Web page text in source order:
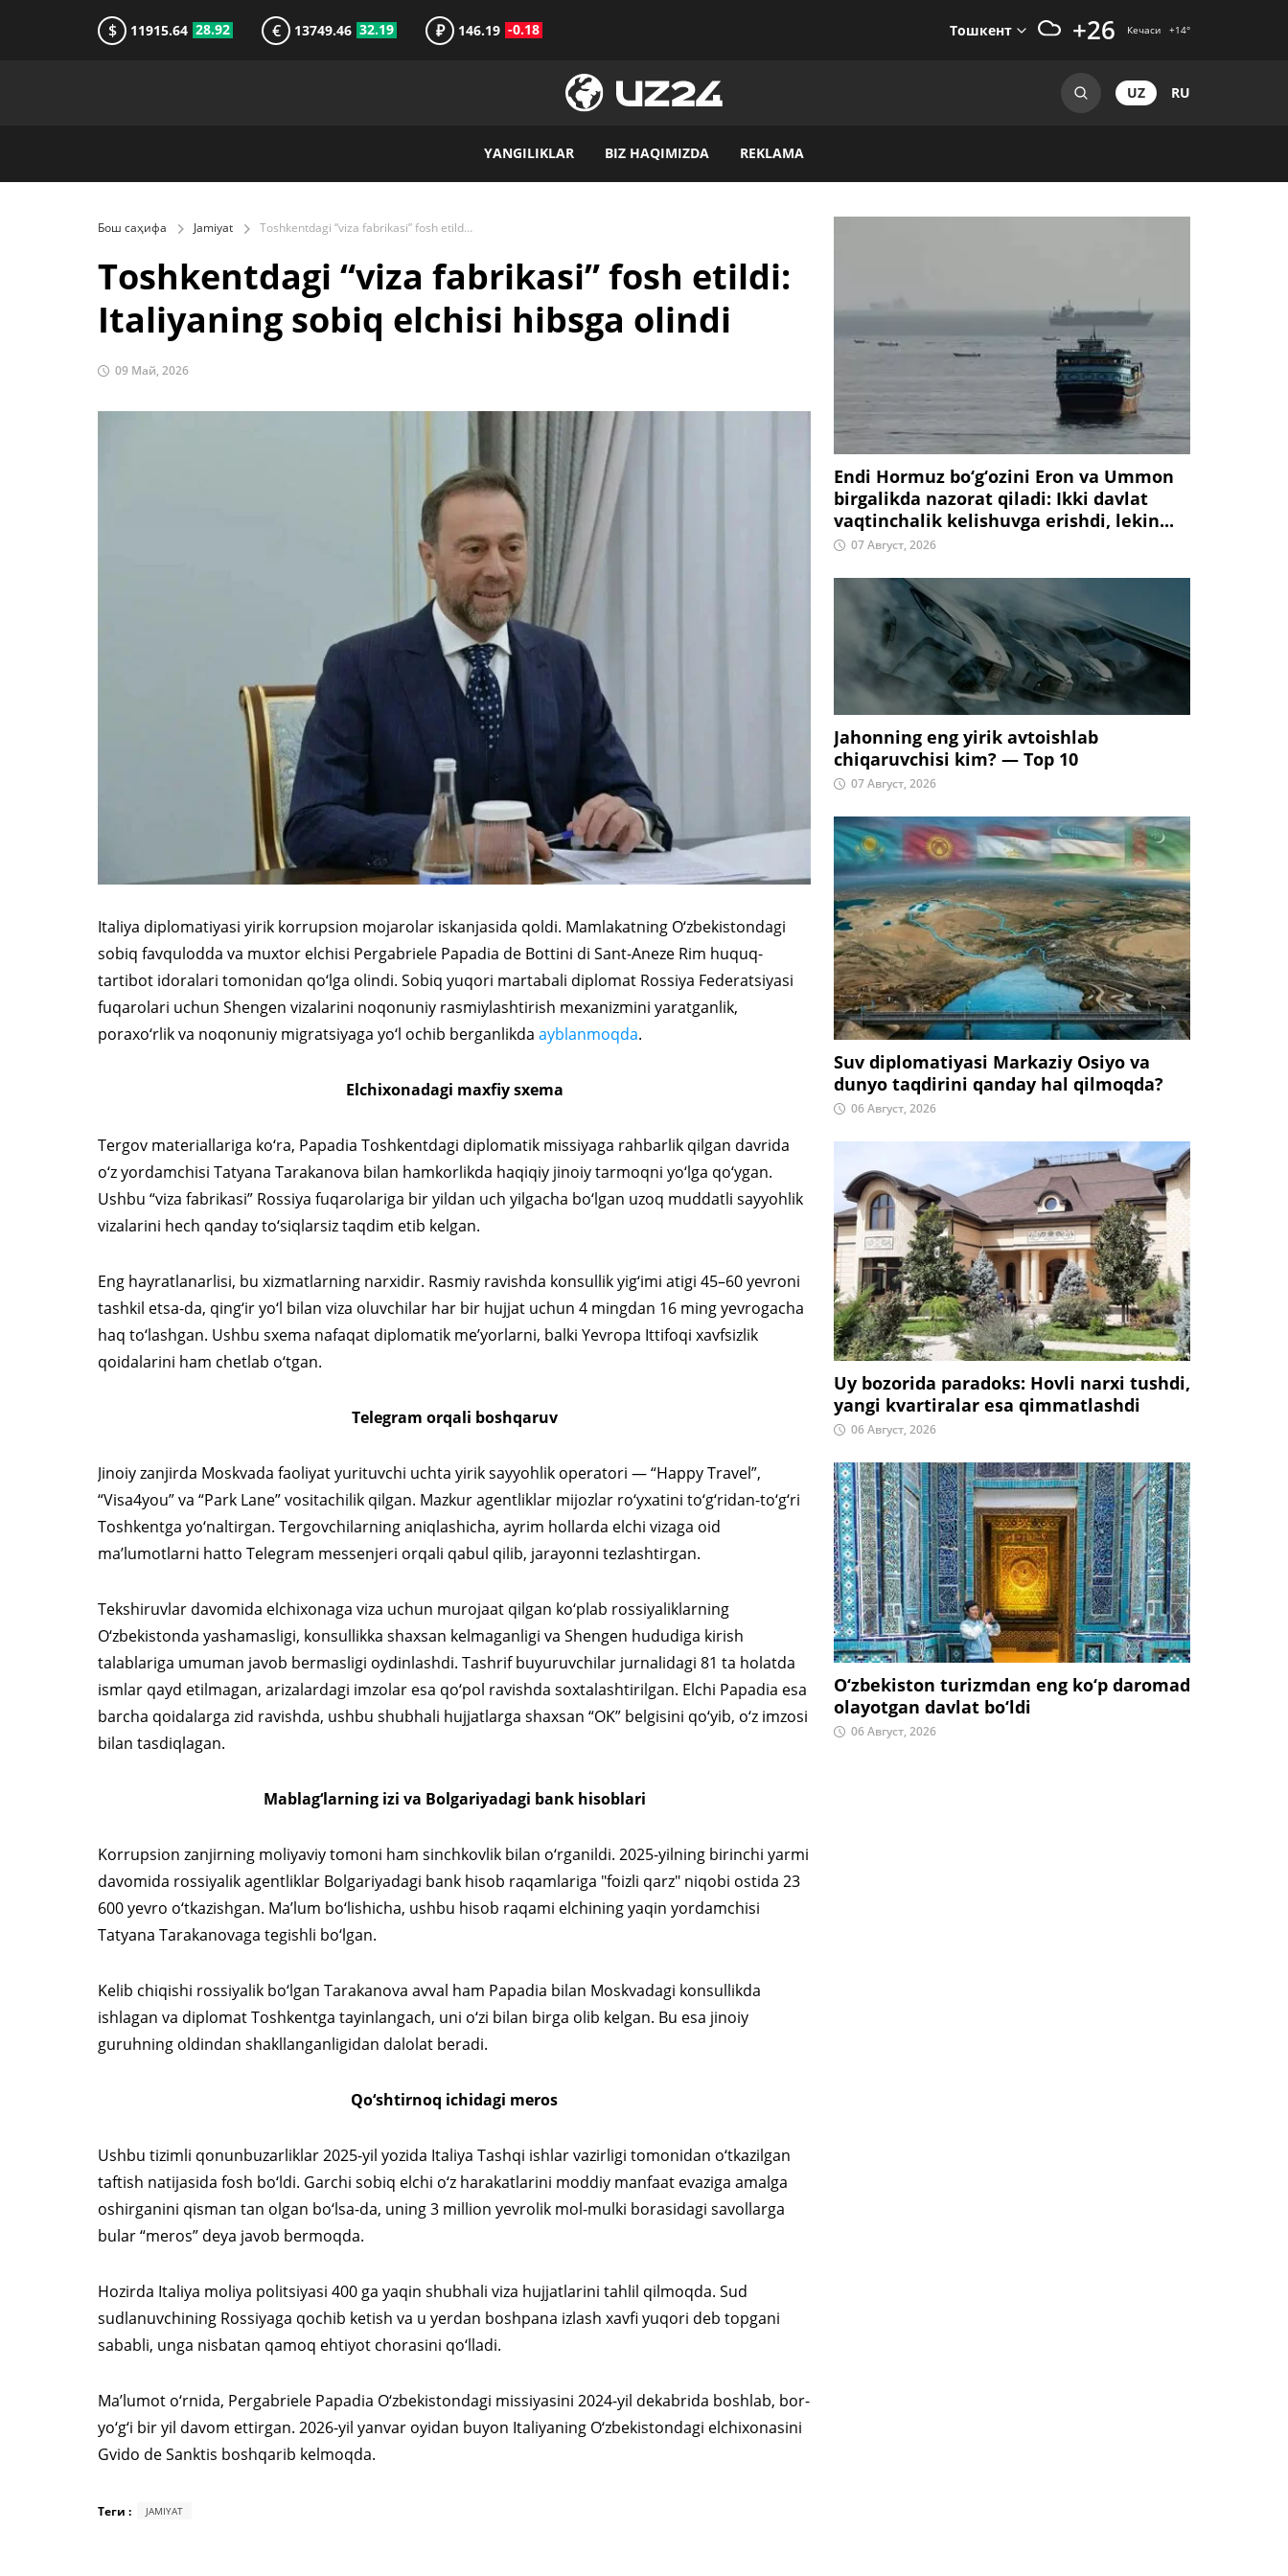
$ 11915.64 28.92 € 13749.46 32.19 ₽ 146.19 -0.18 Тошкент +26 Кечаси +14°
UZ RU
YANGILIKLAR BIZ HAQIMIZDA REKLAMA
Бош саҳифа Jamiyat Toshkentdagi “viza fabrikasi” fosh etildi: Italiyaning sobiq elchisi hibsga olindi
Toshkentdagi “viza fabrikasi” fosh etildi:
Italiyaning sobiq elchisi hibsga olindi
09 Май, 2026
Italiya diplomatiyasi yirik korrupsion mojarolar iskanjasida qoldi. Mamlakatning O‘zbekistondagi
sobiq favqulodda va muxtor elchisi Pergabriele Papadia de Bottini di Sant-Aneze Rim huquq-
tartibot idoralari tomonidan qo‘lga olindi. Sobiq yuqori martabali diplomat Rossiya Federatsiyasi
fuqarolari uchun Shengen vizalarini noqonuniy rasmiylashtirish mexanizmini yaratganlik,
poraxo‘rlik va noqonuniy migratsiyaga yo‘l ochib berganlikda ayblanmoqda.
Elchixonadagi maxfiy sxema
Tergov materiallariga ko‘ra, Papadia Toshkentdagi diplomatik missiyaga rahbarlik qilgan davrida
o‘z yordamchisi Tatyana Tarakanova bilan hamkorlikda haqiqiy jinoiy tarmoqni yo‘lga qo‘ygan.
Ushbu “viza fabrikasi” Rossiya fuqarolariga bir yildan uch yilgacha bo‘lgan uzoq muddatli sayyohlik
vizalarini hech qanday to‘siqlarsiz taqdim etib kelgan.
Eng hayratlanarlisi, bu xizmatlarning narxidir. Rasmiy ravishda konsullik yig‘imi atigi 45–60 yevroni
tashkil etsa-da, qing‘ir yo‘l bilan viza oluvchilar har bir hujjat uchun 4 mingdan 16 ming yevrogacha
haq to‘lashgan. Ushbu sxema nafaqat diplomatik me’yorlarni, balki Yevropa Ittifoqi xavfsizlik
qoidalarini ham chetlab o‘tgan.
Telegram orqali boshqaruv
Jinoiy zanjirda Moskvada faoliyat yurituvchi uchta yirik sayyohlik operatori — “Happy Travel”,
“Visa4you” va “Park Lane” vositachilik qilgan. Mazkur agentliklar mijozlar ro‘yxatini to‘g‘ridan-to‘g‘ri
Toshkentga yo‘naltirgan. Tergovchilarning aniqlashicha, ayrim hollarda elchi vizaga oid
ma’lumotlarni hatto Telegram messenjeri orqali qabul qilib, jarayonni tezlashtirgan.
Tekshiruvlar davomida elchixonaga viza uchun murojaat qilgan ko‘plab rossiyaliklarning
O‘zbekistonda yashamasligi, konsullikka shaxsan kelmaganligi va Shengen hududiga kirish
talablariga umuman javob bermasligi oydinlashdi. Tashrif buyuruvchilar jurnalidagi 81 ta holatda
ismlar qayd etilmagan, arizalardagi imzolar esa qo‘pol ravishda soxtalashtirilgan. Elchi Papadia esa
barcha qoidalarga zid ravishda, ushbu shubhali hujjatlarga shaxsan “OK” belgisini qo‘yib, o‘z imzosi
bilan tasdiqlagan.
Mablag‘larning izi va Bolgariyadagi bank hisoblari
Korrupsion zanjirning moliyaviy tomoni ham sinchkovlik bilan o‘rganildi. 2025-yilning birinchi yarmi
davomida rossiyalik agentliklar Bolgariyadagi bank hisob raqamlariga "foizli qarz" niqobi ostida 23
600 yevro o‘tkazishgan. Ma’lum bo‘lishicha, ushbu hisob raqami elchining yaqin yordamchisi
Tatyana Tarakanovaga tegishli bo‘lgan.
Kelib chiqishi rossiyalik bo‘lgan Tarakanova avval ham Papadia bilan Moskvadagi konsullikda
ishlagan va diplomat Toshkentga tayinlangach, uni o‘zi bilan birga olib kelgan. Bu esa jinoiy
guruhning oldindan shakllanganligidan dalolat beradi.
Qo‘shtirnoq ichidagi meros
Ushbu tizimli qonunbuzarliklar 2025-yil yozida Italiya Tashqi ishlar vazirligi tomonidan o‘tkazilgan
taftish natijasida fosh bo‘ldi. Garchi sobiq elchi o‘z harakatlarini moddiy manfaat evaziga amalga
oshirganini qisman tan olgan bo‘lsa-da, uning 3 million yevrolik mol-mulki borasidagi savollarga
bular “meros” deya javob bermoqda.
Hozirda Italiya moliya politsiyasi 400 ga yaqin shubhali viza hujjatlarini tahlil qilmoqda. Sud
sudlanuvchining Rossiyaga qochib ketish va u yerdan boshpana izlash xavfi yuqori deb topgani
sababli, unga nisbatan qamoq ehtiyot chorasini qo‘lladi.
Ma’lumot o‘rnida, Pergabriele Papadia O‘zbekistondagi missiyasini 2024-yil dekabrida boshlab, bor-
yo‘g‘i bir yil davom ettirgan. 2026-yil yanvar oyidan buyon Italiyaning O‘zbekistondagi elchixonasini
Gvido de Sanktis boshqarib kelmoqda.
Теги : JAMIYAT
Endi Hormuz bo‘g‘ozini Eron va Ummon
birgalikda nazorat qiladi: Ikki davlat
vaqtinchalik kelishuvga erishdi, lekin...
07 Август, 2026
Jahonning eng yirik avtoishlab
chiqaruvchisi kim? — Top 10
07 Август, 2026
Suv diplomatiyasi Markaziy Osiyo va
dunyo taqdirini qanday hal qilmoqda?
06 Август, 2026
Uy bozorida paradoks: Hovli narxi tushdi,
yangi kvartiralar esa qimmatlashdi
06 Август, 2026
O‘zbekiston turizmdan eng ko‘p daromad
olayotgan davlat bo‘ldi
06 Август, 2026